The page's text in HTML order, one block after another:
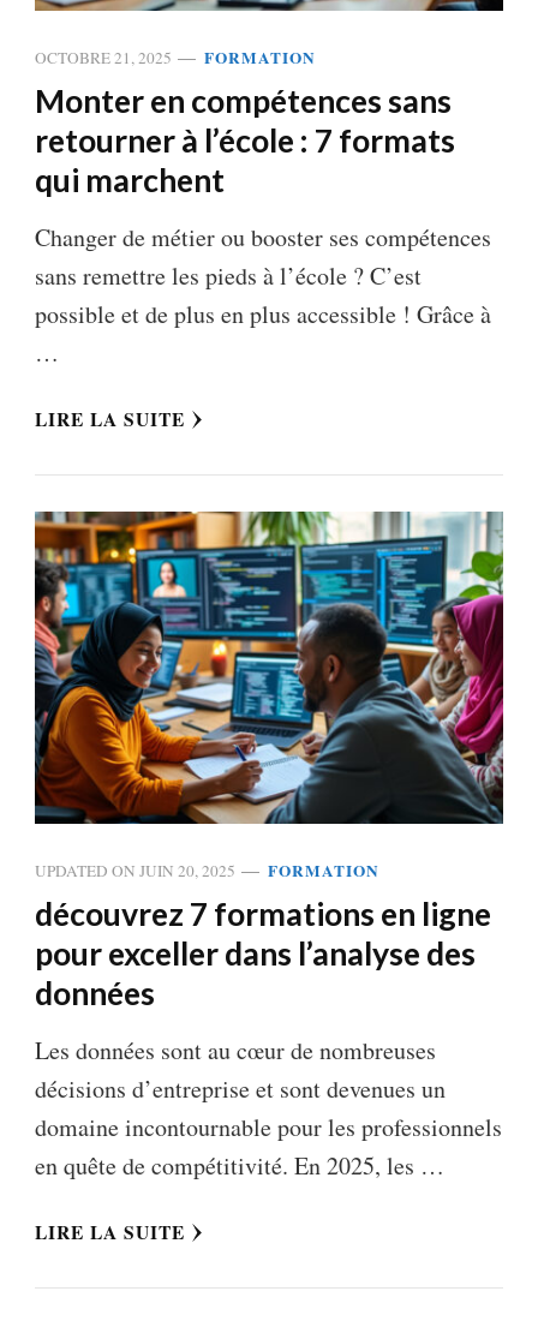
OCTOBRE 21, 2025 FORMATION
Monter en compétences sans
retourner à l’école : 7 formats
qui marchent
Changer de métier ou booster ses compétences
sans remettre les pieds à l’école ? C’est
possible et de plus en plus accessible ! Grâce à
…
LIRE LA SUITE
UPDATED ON JUIN 20, 2025 FORMATION
découvrez 7 formations en ligne
pour exceller dans l’analyse des
données
Les données sont au cœur de nombreuses
décisions d’entreprise et sont devenues un
domaine incontournable pour les professionnels
en quête de compétitivité. En 2025, les …
LIRE LA SUITE